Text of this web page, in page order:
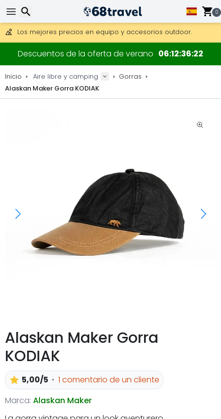
0
Consigue el envío gratuito en pedidos de más de 250 €.
Envío DHL 1 día disponible.
30 días para devoluciones, 90 días para mapas de madera
Descuentos de la oferta de verano 06123621
Inicio Aire libre y camping
Gorras
Alaskan Maker Gorra KODIAK
Alaskan Maker Gorra
KODIAK
5,00/5
1 comentario de un cliente
Marca: Alaskan Maker
Buscar